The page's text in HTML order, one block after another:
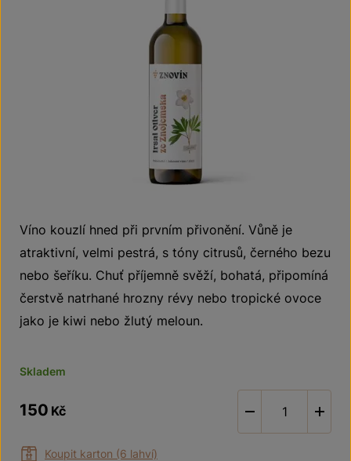
Víno kouzlí hned při prvním přivonění. Vůně je
atraktivní, velmi pestrá, s tóny citrusů, černého bezu
nebo šeříku. Chuť příjemně svěží, bohatá, připomíná
čerstvě natrhané hrozny révy nebo tropické ovoce
jako je kiwi nebo žlutý meloun.
Skladem
150 Kč
Koupit karton (6 lahví)
-